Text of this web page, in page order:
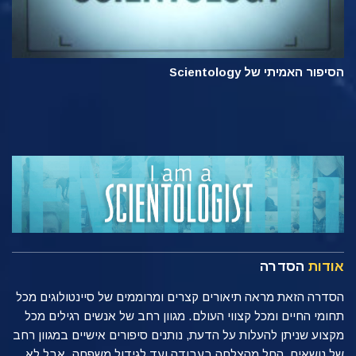
הסיפור האמיתי של Scientology
אודות הסדרה
הסדרה הזאת מראה תיאורים קצרים ומרוממים של סיינטולוגים מכל
תחומי החיים ומכל קצווי העולם. מגוון רחב של אנשים רגילים מכל
מקצוע שניתן להעלות על הדעת, נותנים סיפורים אישיים במגוון רחב